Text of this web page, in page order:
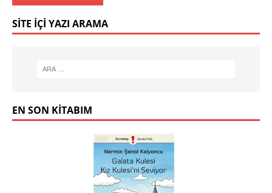
SITE İÇI YAZI ARAMA
EN SON KITABIM